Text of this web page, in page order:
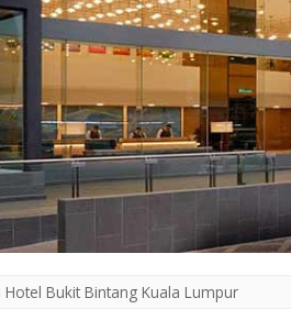
Hotel Bukit Bintang Kuala Lumpur